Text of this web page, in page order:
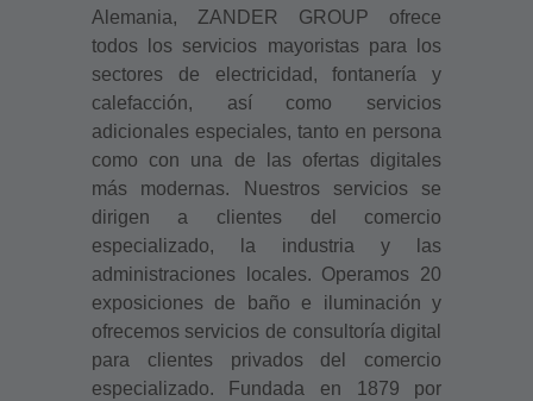
Alemania, ZANDER GROUP ofrece
todos los servicios mayoristas para los
sectores de electricidad, fontanería y
calefacción, así como servicios
adicionales especiales, tanto en persona
como con una de las ofertas digitales
más modernas. Nuestros servicios se
dirigen a clientes del comercio
especializado, la industria y las
administraciones locales. Operamos 20
exposiciones de baño e iluminación y
ofrecemos servicios de consultoría digital
para clientes privados del comercio
especializado. Fundada en 1879 por